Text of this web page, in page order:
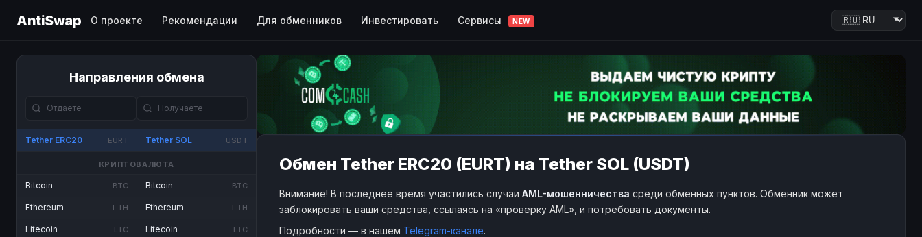
AntiSwap О проекте Рекомендации Для обменников Инвестировать Сервисы NEW
Направления обмена
Tether ERC20 EURT Tether SOL USDT
КРИПТОВАЛЮТА
Bitcoin BTC
Ethereum ETH
Litecoin LTC
Bitcoin BTC
Ethereum ETH
Litecoin LTC
Обмен Tether ERC20 (EURT) на Tether SOL (USDT)
Внимание! В последнее время участились случаи AML-мошенничества среди обменных пунктов. Обменник может
заблокировать ваши средства, ссылаясь на «проверку AML», и потребовать документы.
Подробности — в нашем Telegram-канале.